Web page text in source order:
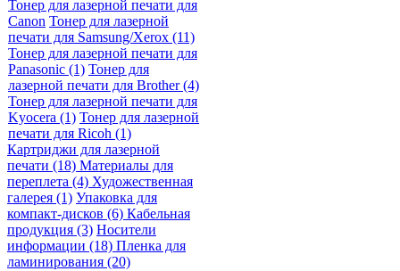
Тонер для лазерной печати для
Canon Тонер для лазерной
печати для Samsung/Xerox (11)
Тонер для лазерной печати для
Panasonic (1) Тонер для
лазерной печати для Brother (4)
Тонер для лазерной печати для
Kyocera (1) Тонер для лазерной
печати для Ricoh (1)
Картриджи для лазерной
печати (18) Материалы для
переплета (4) Художественная
галерея (1) Упаковка для
компакт-дисков (6) Кабельная
продукция (3) Носители
информации (18) Пленка для
ламинирования (20)